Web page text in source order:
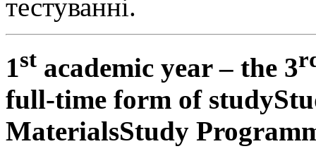
тестуванні.
1st academic year – the 3
full-time form of study
MaterialsStudy